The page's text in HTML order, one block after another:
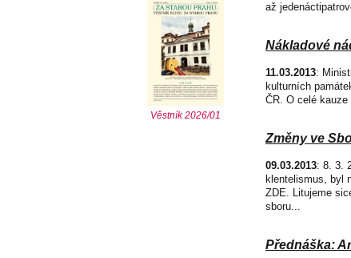
Věstník 2026/01
až
Nákladové
11.03.2013:
kulturních
ČR. O celé
Změny ve
09.03.2013: 8. 3.
klentelismus, byl
ZDE. Litujeme
sboru...
Přednáška: